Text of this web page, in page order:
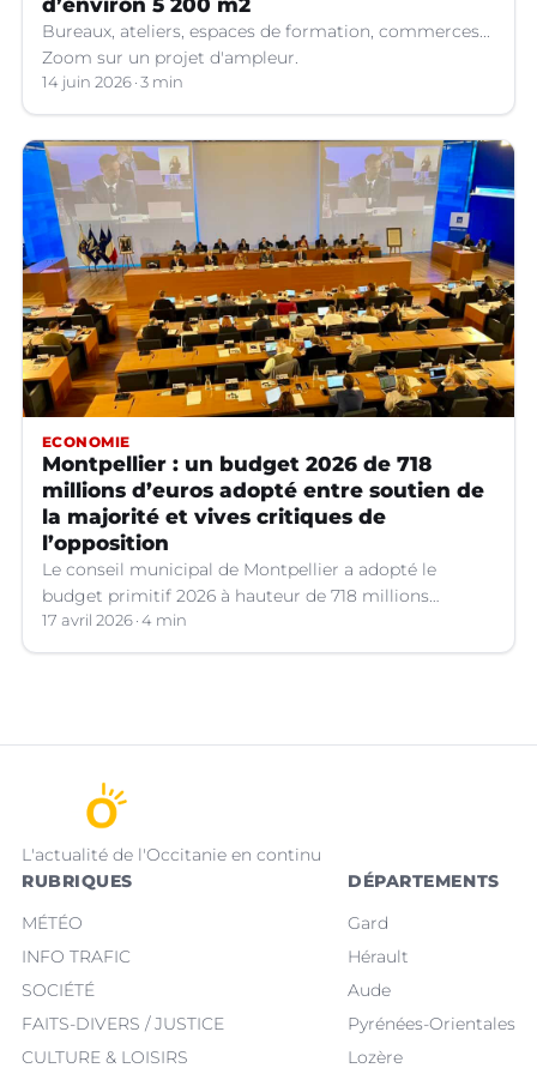
d’environ 5 200 m2
Bureaux, ateliers, espaces de formation, commerces...
Zoom sur un projet d'ampleur.
14 juin 2026 3 min
ECONOMIE
Montpellier : un budget 2026 de 718
millions d’euros adopté entre soutien de
la majorité et vives critiques de
l’opposition
Le conseil municipal de Montpellier a adopté le
budget primitif 2026 à hauteur de 718 millions
d’euros, qui a suscité de vifs débats.
17 avril 2026 4 min
L'actualité de l'Occitanie en continu
RUBRIQUES
MÉTÉO
INFO TRAFIC
SOCIÉTÉ
FAITS-DIVERS / JUSTICE
CULTURE & LOISIRS
DÉPARTEMENTS
Gard
Hérault
Aude
Pyrénées-Orientales
Lozère